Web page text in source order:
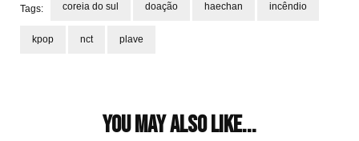
Tags: coreia do sul doação haechan incêndio
kpop nct plave
You may also like...